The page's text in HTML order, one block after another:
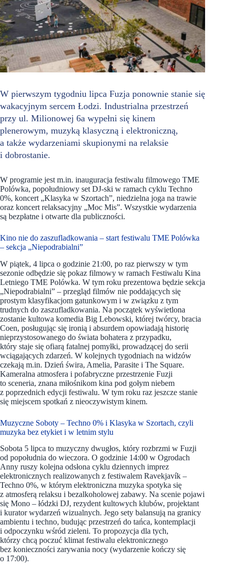
W pierwszym tygodniu lipca Fuzja ponownie stanie się
wakacyjnym sercem Łodzi. Industrialna przestrzeń
przy ul. Milionowej 6a wypełni się kinem
plenerowym, muzyką klasyczną i elektroniczną,
a także wydarzeniami skupionymi na relaksie
i dobrostanie.
W programie jest m.in. inauguracja festiwalu filmowego TME
Polówka, popołudniowy set DJ-ski w ramach cyklu Techno
0%, koncert „Klasyka w Szortach”, niedzielna joga na trawie
oraz koncert relaksacyjny „Moc Mis”. Wszystkie wydarzenia
są bezpłatne i otwarte dla publiczności.
Kino nie do zaszufladkowania – start festiwalu TME Polówka
– sekcja „Niepodrabialni”
W piątek, 4 lipca o godzinie 21:00, po raz pierwszy w tym
sezonie odbędzie się pokaz filmowy w ramach Festiwalu Kina
Letniego TME Polówka. W tym roku prezentowa będzie sekcja
„Niepodrabialni” – przegląd filmów nie poddających się
prostym klasyfikacjom gatunkowym i w związku z tym
trudnych do zaszufladkowania. Na początek wyświetlona
zostanie kultowa komedia Big Lebowski, której twórcy, bracia
Coen, posługując się ironią i absurdem opowiadają historię
nieprzystosowanego do świata bohatera z przypadku,
który staje się ofiarą fatalnej pomyłki, prowadzącej do serii
wciągających zdarzeń. W kolejnych tygodniach na widzów
czekają m.in. Dzień świra, Amelia, Parasite i The Square.
Kameralna atmosfera i pofabryczne przestrzenie Fuzji
to sceneria, znana miłośnikom kina pod gołym niebem
z poprzednich edycji festiwalu. W tym roku raz jeszcze stanie
się miejscem spotkań z nieoczywistym kinem.
Muzyczne Soboty – Techno 0% i Klasyka w Szortach, czyli
muzyka bez etykiet i w letnim stylu
Sobota 5 lipca to muzyczny dwugłos, który rozbrzmi w Fuzji
od popołudnia do wieczora. O godzinie 14:00 w Ogrodach
Anny ruszy kolejna odsłona cyklu dziennych imprez
elektronicznych realizowanych z festiwalem Ravekjavík –
Techno 0%, w którym elektroniczna muzyka spotyka się
z atmosferą relaksu i bezalkoholowej zabawy. Na scenie pojawi
się Mono – łódzki DJ, rezydent kultowych klubów, projektant
i kurator wydarzeń wizualnych. Jego sety balansują na granicy
ambientu i techno, budując przestrzeń do tańca, kontemplacji
i odpoczynku wśród zieleni. To propozycja dla tych,
którzy chcą poczuć klimat festiwalu elektronicznego
bez konieczności zarywania nocy (wydarzenie kończy się
o 17:00).